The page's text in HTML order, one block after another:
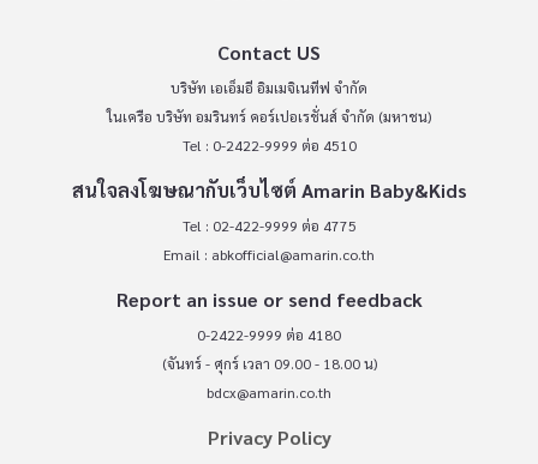
Contact US
บริษัท เอเอ็มอี อิมเมจิเนทีฟ จำกัด
ในเครือ บริษัท อมรินทร์ คอร์เปอเรชั่นส์ จำกัด (มหาชน)
Tel : 0-2422-9999 ต่อ 4510
สนใจลงโฆษณากับเว็บไซต์ Amarin Baby&Kids
Tel : 02-422-9999 ต่อ 4775
Email : abkofficial@amarin.co.th
Report an issue or send feedback
0-2422-9999 ต่อ 4180
(จันทร์ - ศุกร์ เวลา 09.00 - 18.00 น)
bdcx@amarin.co.th
Privacy Policy